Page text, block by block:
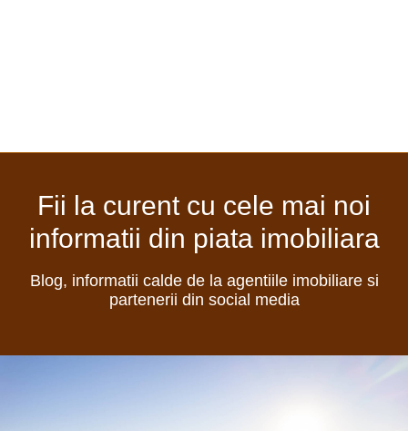
Fii la curent cu cele mai noi
informatii din piata imobiliara
Blog, informatii calde de la agentiile imobiliare si
partenerii din social media